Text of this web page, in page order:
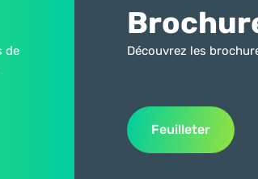
de
Découvrez les
Feuilleter